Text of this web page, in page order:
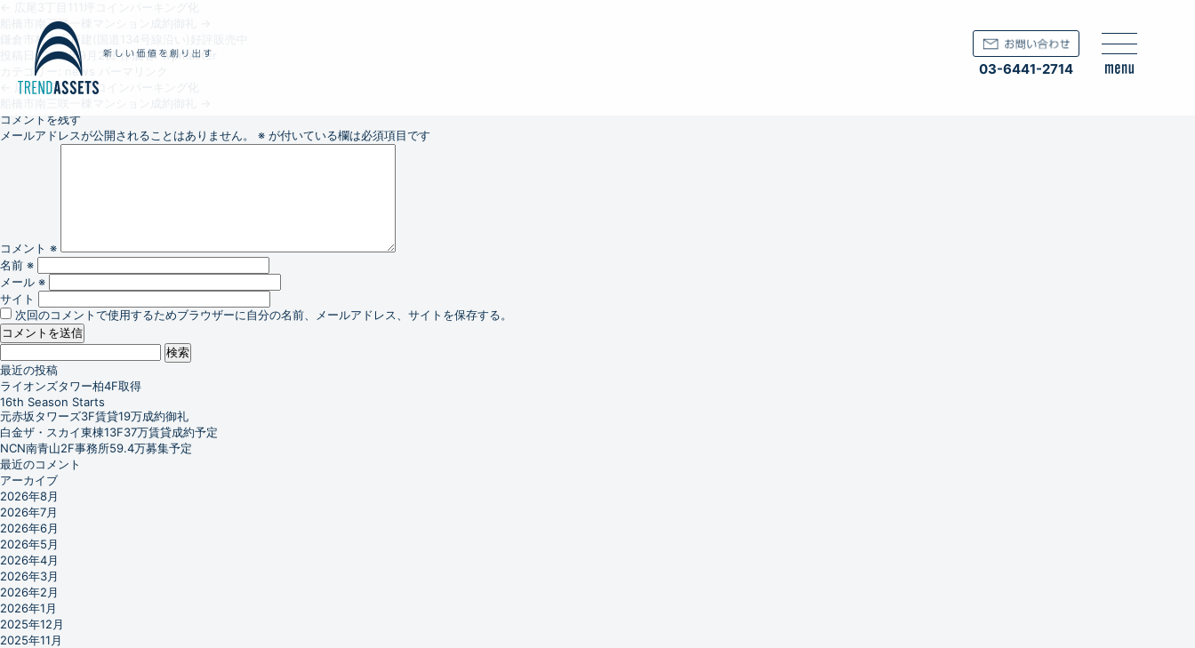
03-6441-2714
船橋市南三咲一棟マンション成約御礼
鎌倉市材木座戸建(国道134号線沿い)好評販売中
投稿日: 2017年9月2日 作成者: wpmaster
カテゴリー:
news
広尾3丁目111坪コインパーキング化
コメントを残す
メールアドレスが公開されることはありません。
※ が付いている欄は必須項目です
コメント ※
名前 ※
メール ※
サイト
次回のコメントで使用するためブラウザーに自分の名前、メールアドレス、サイトを保存する。
検
索:
最近の投稿
ライオンズタワー柏4F取得
16th Season Starts
元赤坂タワーズ3F賃貸19万成約御礼
白金ザ・スカイ東棟13F37万賃貸成約予定
NCN南青山2F事務所59.4万募集予定
最近のコメント
アーカイブ
2026年8月
2026年7月
2026年6月
2026年5月
2026年4月
2026年3月
2026年2月
2026年1月
2025年12月
2025年11月